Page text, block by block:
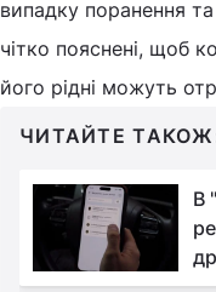
випадку поранення
чітко пояснені, щоб
його рідні можуть
ЧИТАЙТЕ
В